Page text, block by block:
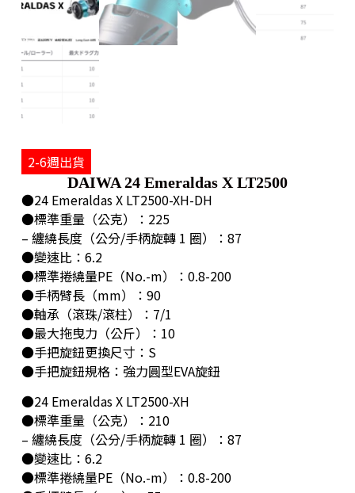
2-6週出貨
DAIWA 24 Emeraldas X LT2500
●24 Emeraldas X LT2500-XH-DH
●標準重量（公克）：225
– 纏繞長度（公分/手柄旋轉 1 圈）：87
●變速比：6.2
●標準捲繞量PE（No.-m）：0.8-200
●手柄臂長（mm）：90
●軸承（滾珠/滾柱）：7/1
●最大拖曳力（公斤）：10
●手把旋鈕更換尺寸：S
●手把旋鈕規格：強力圓型EVA旋鈕
●24 Emeraldas X LT2500-XH
●標準重量（公克）：210
– 纏繞長度（公分/手柄旋轉 1 圈）：87
●變速比：6.2
●標準捲繞量PE（No.-m）：0.8-200